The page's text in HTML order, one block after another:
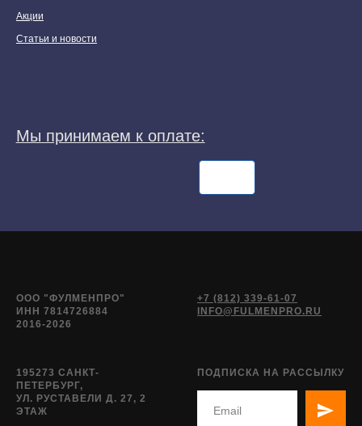
Акции
Статьи и новости
ООО "ФУЛМЕНПРО"
ИНН 7814726884
2016-2026
+7 (812) 339-61-07
INFO@FULMENPRO.RU
195273 САНКТ-
ПЕТЕРБУРГ,
УЛ. РУСТАВЕЛИ Д. 27, 2
ЭТАЖ
ПОДПИСКА НА РАССЫЛКУ